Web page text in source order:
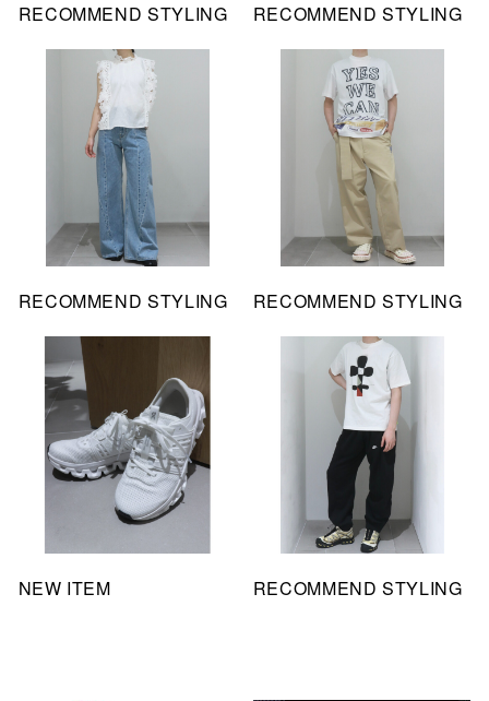
RECOMMEND STYLING RECOMMEND STYLING
RECOMMEND STYLING RECOMMEND STYLING
NEW ITEM RECOMMEND STYLING